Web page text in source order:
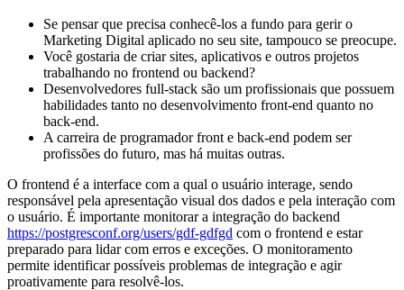
Se pensar que precisa conhecê-los a fundo para gerir o
Marketing Digital aplicado no seu site, tampouco se preocupe.
Você gostaria de criar sites, aplicativos e outros projetos
trabalhando no frontend ou backend?
Desenvolvedores full-stack são um profissionais que possuem
habilidades tanto no desenvolvimento front-end quanto no
back-end.
A carreira de programador front e back-end podem ser
profissões do futuro, mas há muitas outras.
O frontend é a interface com a qual o usuário interage, sendo
responsável pela apresentação visual dos dados e pela interação com
o usuário. É importante monitorar a integração do backend
https://postgresconf.org/users/gdf-gdfgd com o frontend e estar
preparado para lidar com erros e exceções. O monitoramento
permite identificar possíveis problemas de integração e agir
proativamente para resolvê-los.